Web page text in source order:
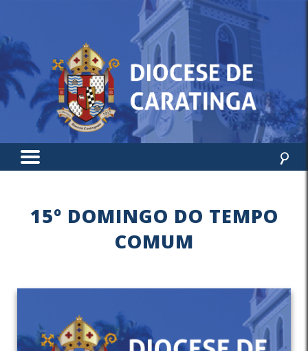
15º DOMINGO DO TEMPO
COMUM